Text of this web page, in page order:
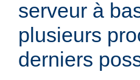
serveur à
plusieurs
derniers